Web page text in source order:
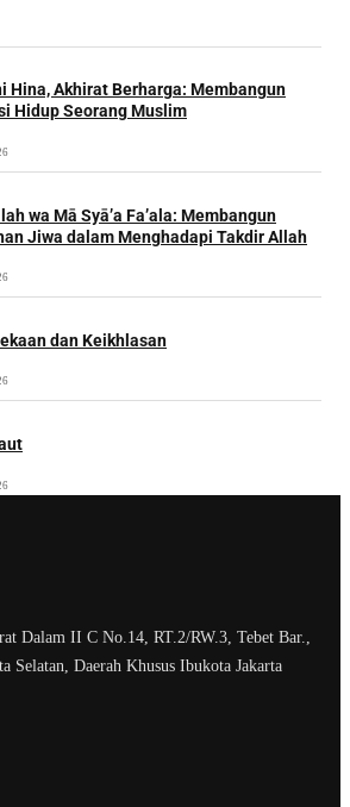
Hina, Akhirat Berharga: Membangun
Hidup Seorang Muslim
wa Mā Syā’a Fa’ala: Membangun
Jiwa dalam Menghadapi Takdir Allah
dan Keikhlasan
Dalam II C No.14, RT.2/RW.3, Tebet Bar.,
Selatan, Daerah Khusus Ibukota Jakarta